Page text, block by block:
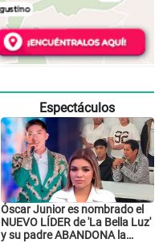
Espectáculos
Óscar Junior es nombrado el
NUEVO LÍDER de 'La Bella Luz'
y su padre ABANDONA la